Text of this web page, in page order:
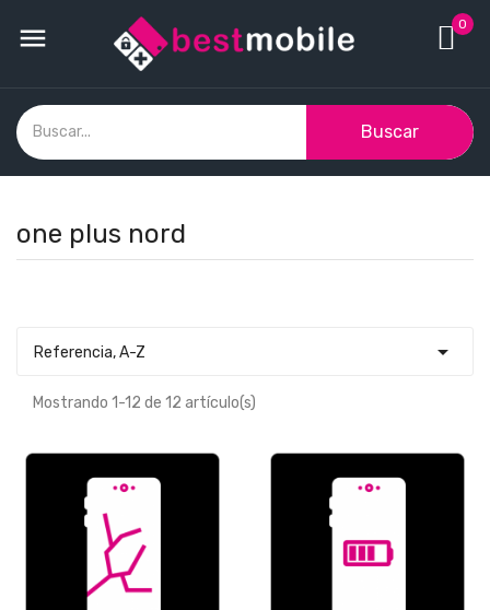
 0
Buscar
one plus nord
Referencia, A-Z 
Mostrando 1-12 de 12 artículo(s)